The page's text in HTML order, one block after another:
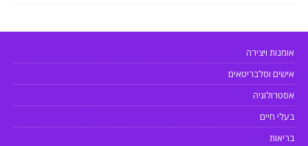
אומנות ויצירה
אישים וסלבריטאים
אסטרולוגיה
בעלי חיים
בריאות